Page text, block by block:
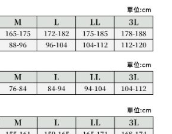
付你分期」之契約關係目的，商店將以您的個人
址）提供予台灣大哥大進項蒐集、處理及利用，
帳單所需資料之確認、核對及更正。
閱以下連結：https://oppay.tw/userRule
先享後付 」之結帳頁面顯示為準，若有關於
消欲退款等相關疑問，請聯繫「AFTEE先享後付
support/home
限公司提供之「AFTEE先享後付」服務完成之交
內提供個人資料，並將交易相關給付款項請求債
公司。
，請瀏覽以下網址：
徵得法定代理人或監護人之同意方可使用
經同意申辦者引起之損失，本公司不負相關責